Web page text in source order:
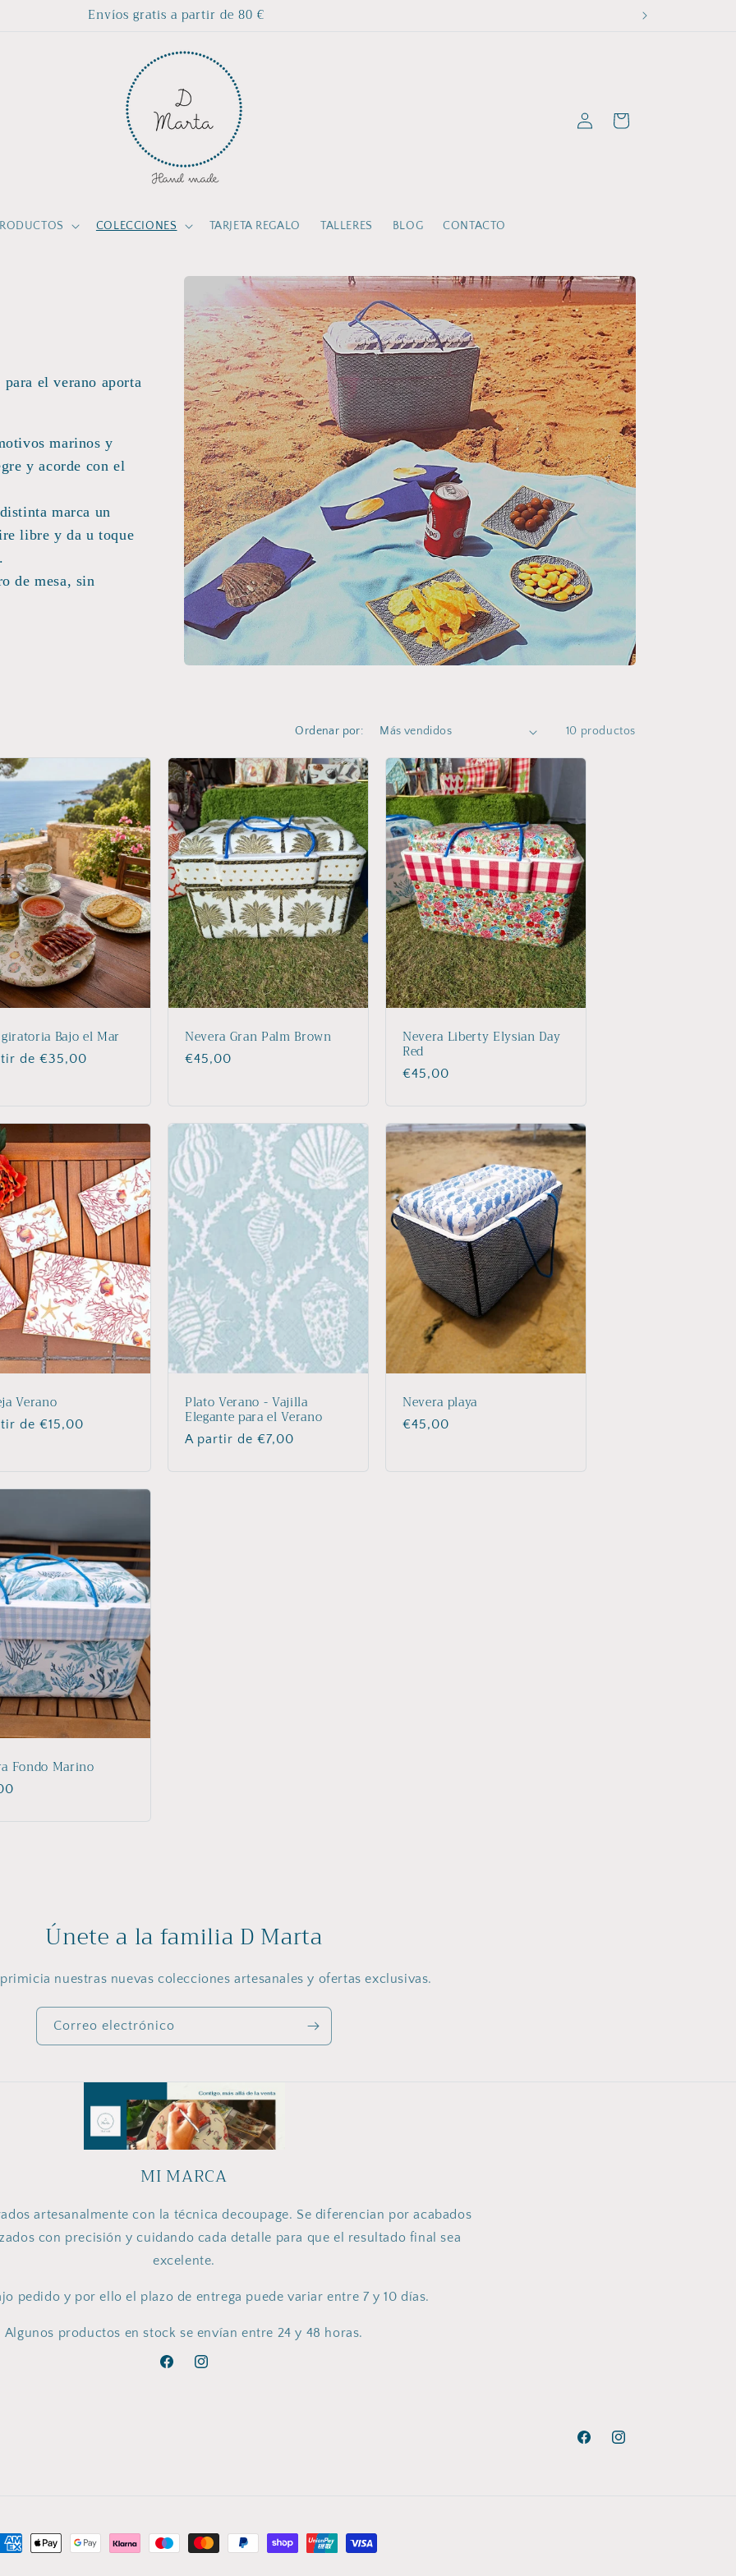
Envíos gratis a partir de 80 €
COLECCIONES TARJETA REGALO TALLERES BLOG CONTACTO
sesión
Carrito
el verano aporta
marinos y
y acorde con el
marca un
libre y da u toque
de mesa, sin
Ordenar por: 10 productos
Bajo el Mar
de €35,00
Nevera Gran Palm Brown
Precio
€45,00
Nevera Liberty Elysian Day
Red
Precio
€45,00
Verano
de €15,00
Plato Verano - Vajilla
Elegante para el Verano
Precio
A partir de €7,00
Nevera playa
Precio
€45,00
Fondo Marino
Únete a la familia D Marta
nuestras nuevas colecciones artesanales y ofertas exclusivas.
Correo electrónico
MI MARCA
artesanalmente con la técnica decoupage. Se diferencian por acabados
con precisión y cuidando cada detalle para que el resultado final sea
excelente.
pedido y por ello el plazo de entrega puede variar entre 7 y 10 días.
Algunos productos en stock se envían entre 24 y 48 horas.
FacebookInstagram
FacebookInstagram